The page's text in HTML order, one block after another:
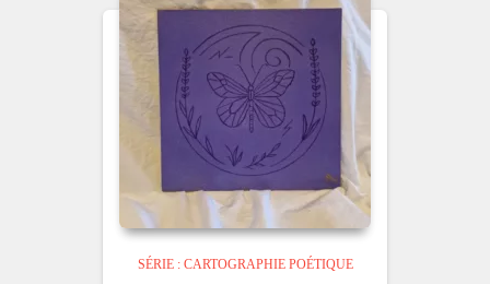
SÉRIE : CARTOGRAPHIE POÉTIQUE